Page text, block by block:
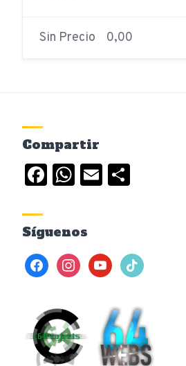
Sin Precio 0,00
Compartir
Facebook
WhatsApp
Email
Síguenos
facebookinstagramyoutubetiktok